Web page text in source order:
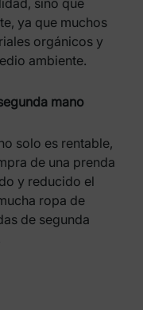
sino que
ya que muchos
orgánicos y
ambiente.
mano
solo es rentable,
de una prenda
y reducido el
ropa de
de segunda